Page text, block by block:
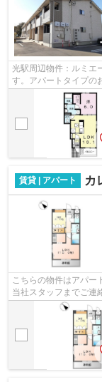
光駅周辺物件：ルミエ
す。アパートタイプの
せ下さい！お客様に合
賃貸 | アパート カ
こちらの物件はアパー
当社スタッフまでご連